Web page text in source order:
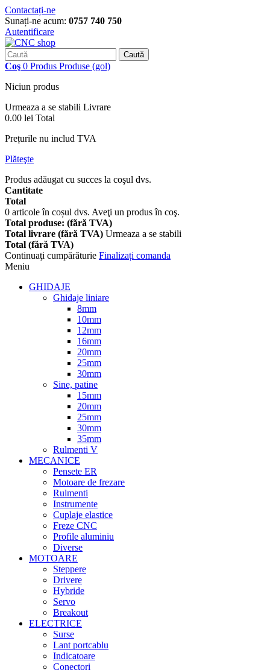
Contactați-ne
Sunați-ne acum: 0757 740 750
Autentificare
Caută
Coş 0 Produs Produse (gol)
Niciun produs
Urmeaza a se stabili Livrare
0.00 lei Total
Prețurile nu includ TVA
Plăteşte
Produs adăugat cu succes la coşul dvs.
Cantitate
Total
0 articole în coșul dvs. Aveţi un produs în coş.
Total produse: (fără TVA)
Total livrare (fără TVA) Urmeaza a se stabili
Total (fără TVA)
Continuaţi cumpărăturie Finalizați comanda
Meniu
GHIDAJE
Ghidaje liniare
8mm
10mm
12mm
16mm
20mm
25mm
30mm
Sine, patine
15mm
20mm
25mm
30mm
35mm
Rulmenti V
MECANICE
Pensete ER
Motoare de frezare
Rulmenti
Instrumente
Cuplaje elastice
Freze CNC
Profile aluminiu
Diverse
MOTOARE
Steppere
Drivere
Hybride
Servo
Breakout
ELECTRICE
Surse
Lant portcablu
Indicatoare
Conectori